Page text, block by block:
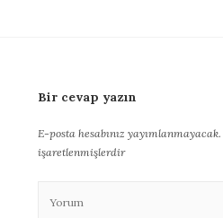
Bir cevap yazın
E-posta hesabınız yayımlanmayacak.
işaretlenmişlerdir